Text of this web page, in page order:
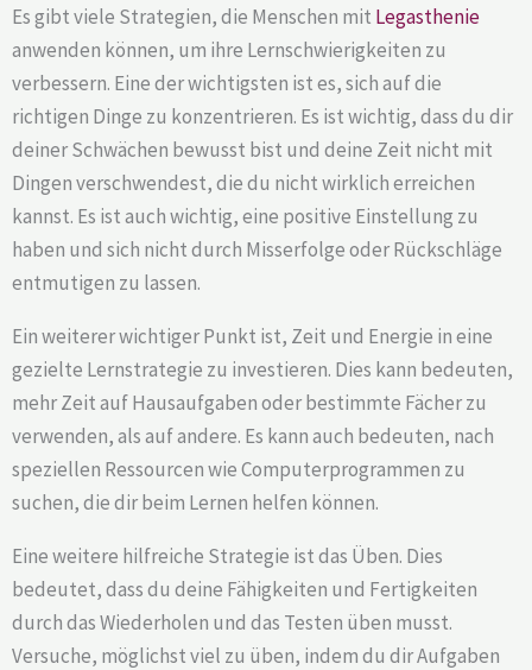
Es gibt viele Strategien, die Menschen mit Legasthenie
anwenden können, um ihre Lernschwierigkeiten zu
verbessern. Eine der wichtigsten ist es, sich auf die
richtigen Dinge zu konzentrieren. Es ist wichtig, dass du dir
deiner Schwächen bewusst bist und deine Zeit nicht mit
Dingen verschwendest, die du nicht wirklich erreichen
kannst. Es ist auch wichtig, eine positive Einstellung zu
haben und sich nicht durch Misserfolge oder Rückschläge
entmutigen zu lassen.
Ein weiterer wichtiger Punkt ist, Zeit und Energie in eine
gezielte Lernstrategie zu investieren. Dies kann bedeuten,
mehr Zeit auf Hausaufgaben oder bestimmte Fächer zu
verwenden, als auf andere. Es kann auch bedeuten, nach
speziellen Ressourcen wie Computerprogrammen zu
suchen, die dir beim Lernen helfen können.
Eine weitere hilfreiche Strategie ist das Üben. Dies
bedeutet, dass du deine Fähigkeiten und Fertigkeiten
durch das Wiederholen und das Testen üben musst.
Versuche, möglichst viel zu üben, indem du dir Aufgaben